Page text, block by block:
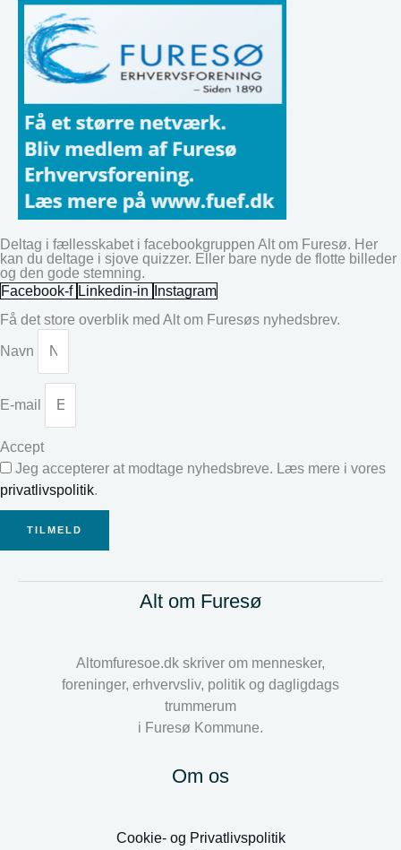
Deltag i fællesskabet i facebookgruppen Alt om Furesø. Her
kan du deltage i sjove quizzer. Eller bare nyde de flotte billeder
og den gode stemning.
Facebook-f Linkedin-in
Instagram
Få det store overblik med Alt om Furesøs nyhedsbrev.
Navn
E-mail
Accept
Jeg accepterer at modtage nyhedsbreve. Læs mere i vores
privatlivspolitik.
TILMELD
Alt om Furesø
Altomfuresoe.dk skriver om mennesker,
foreninger, erhvervsliv, politik og dagligdags
trummerum
i Furesø Kommune.
Om os
Cookie- og Privatlivspolitik